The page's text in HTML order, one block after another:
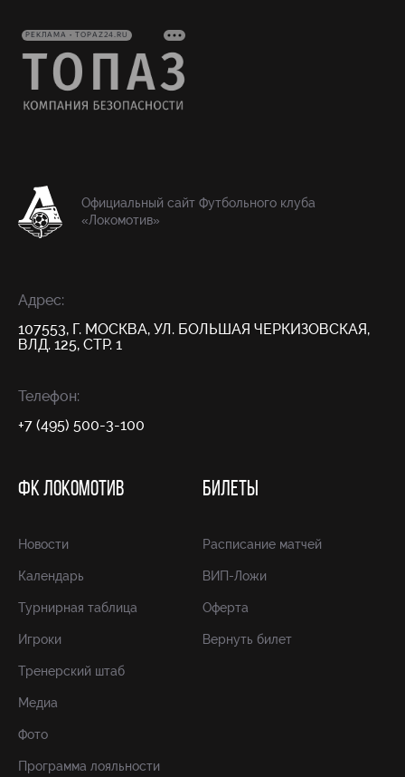
РЕКЛАМА • TOPAZ24.RU
Официальный сайт Футбольного клуба
«Локомотив»
Адрес:
107553, Г. МОСКВА, УЛ. БОЛЬШАЯ ЧЕРКИЗОВСКАЯ,
ВЛД. 125, СТР. 1
Телефон:
+7 (495) 500-3-100
ФК ЛОКОМОТИВ
Новости
Календарь
Турнирная таблица
Игроки
Тренерский штаб
Медиа
Фото
Программа лояльности
БИЛЕТЫ
Расписание матчей
ВИП-Ложи
Оферта
Вернуть билет